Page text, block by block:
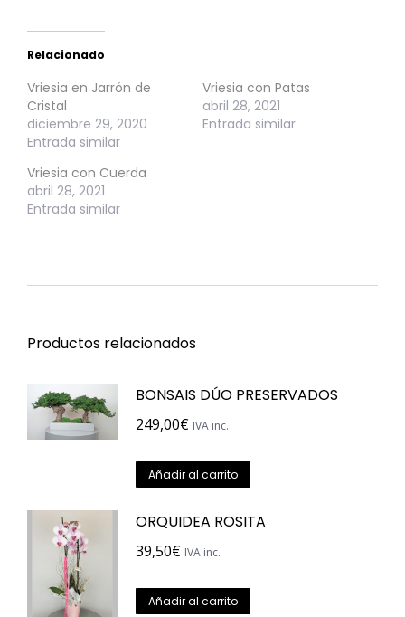
Relacionado
Vriesia en Jarrón de
Cristal
diciembre 29, 2020
Entrada similar
Vriesia con Patas
abril 28, 2021
Entrada similar
Vriesia con Cuerda
abril 28, 2021
Entrada similar
Productos relacionados
BONSAIS DÚO PRESERVADOS
249,00€ IVA inc.
Añadir al carrito
ORQUIDEA ROSITA
39,50€ IVA inc.
Añadir al carrito